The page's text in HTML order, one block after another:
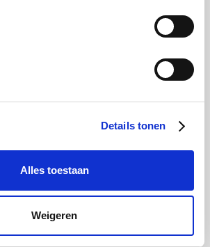
Details tonen
Alles toestaan
Weigeren
DeubaXXL
Delonghi Tennis Point My Jewellery